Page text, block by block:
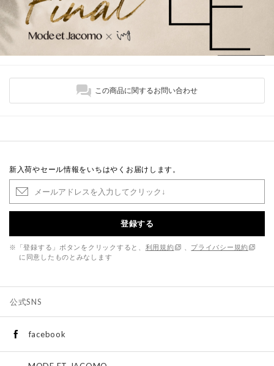
この商品に関するお問い合わせ
新入荷やセール情報をいちはやくお届けします。
登録する
※「登録する」ボタンをクリックすると、 利用規約
プライバシー規約
に同意したものとみなします
公式SNS
facebook